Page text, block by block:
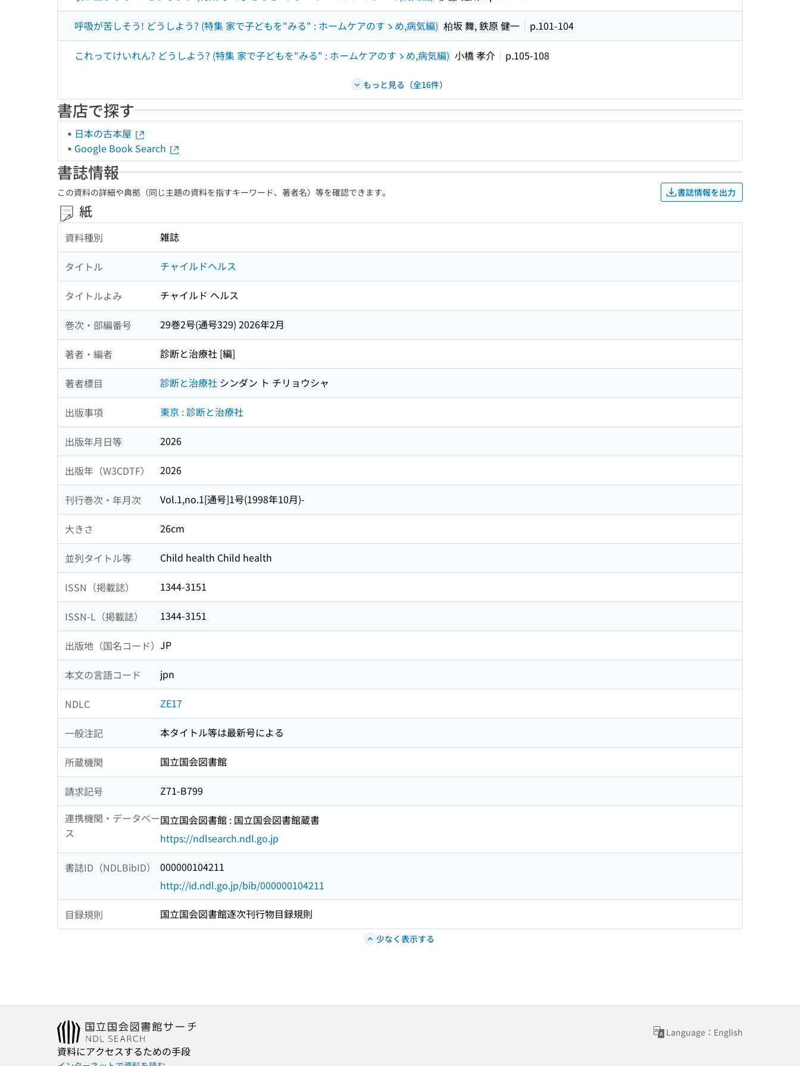
呼吸が苦しそう! どうしよう? (特集 家で子どもを"みる" : ホームケアのすゝめ,病気編) 柏坂 舞, 鉄原 健一 p.101-104
これってけいれん? どうしよう? (特集 家で子どもを"みる" : ホームケアのすゝめ,病気編) 小橋 孝介 p.105-108
もっと見る（全16件）
書店で探す
日本の古本屋
Google Book Search
書誌情報
この資料の詳細や典拠（同じ主題の資料を指すキーワード、著者名）等を確認できます。 書誌情報を出力
紙
資料種別 雑誌
タイトル チャイルドヘルス
タイトルよみ チャイルド ヘルス
巻次・部編番号 29巻2号(通号329) 2026年2月
著者・編者 診断と治療社 [編]
著者標目 診断と治療社 シンダン ト チリョウシャ
出版事項 東京 : 診断と治療社
出版年月日等 2026
出版年（W3CDTF） 2026
刊行巻次・年月次 Vol.1,no.1[通号]1号(1998年10月)-
大きさ 26cm
並列タイトル等 Child health Child health
ISSN（掲載誌） 1344-3151
ISSN-L（掲載誌） 1344-3151
出版地（国名コード） JP
本文の言語コード jpn
NDLC ZE17
一般注記 本タイトル等は最新号による
所蔵機関 国立国会図書館
請求記号
Z71-B799
連携機関・データベー
ス
国立国会図書館 : 国立国会図書館蔵書
https://ndlsearch.ndl.go.jp
書誌ID（NDLBibID）
000000104211
http://id.ndl.go.jp/bib/000000104211
目録規則 国立国会図書館逐次刊行物目録規則
少なく表示する
Language：English
資料にアクセスするための手段